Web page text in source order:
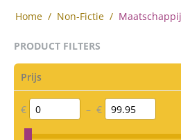
Home / Non-Fictie /
PRODUCT FILTERS
Prijs
€ – €